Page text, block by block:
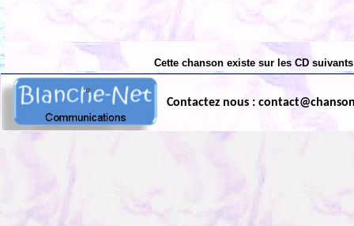
Cette chanson existe sur les CD
Contactez nous :